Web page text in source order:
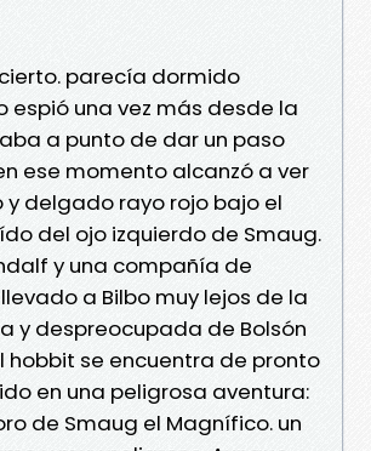
parecía dormido
espió una vez más desde la
a punto de dar un paso
ese momento alcanzó a ver
y delgado rayo rojo bajo el
del ojo izquierdo de Smaug.
y una compañía de
a Bilbo muy lejos de la
y despreocupada de Bolsón
hobbit se encuentra de pronto
en una peligrosa aventura:
de Smaug el Magnífico. un